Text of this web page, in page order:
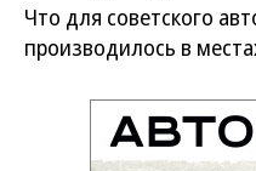
Что для советского
производилось в